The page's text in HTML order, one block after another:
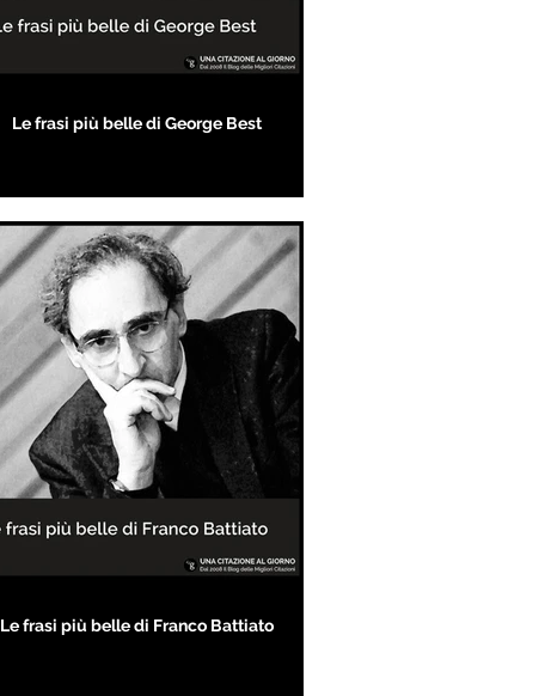
Le frasi più belle di George Best
Le frasi più belle di Franco Battiato